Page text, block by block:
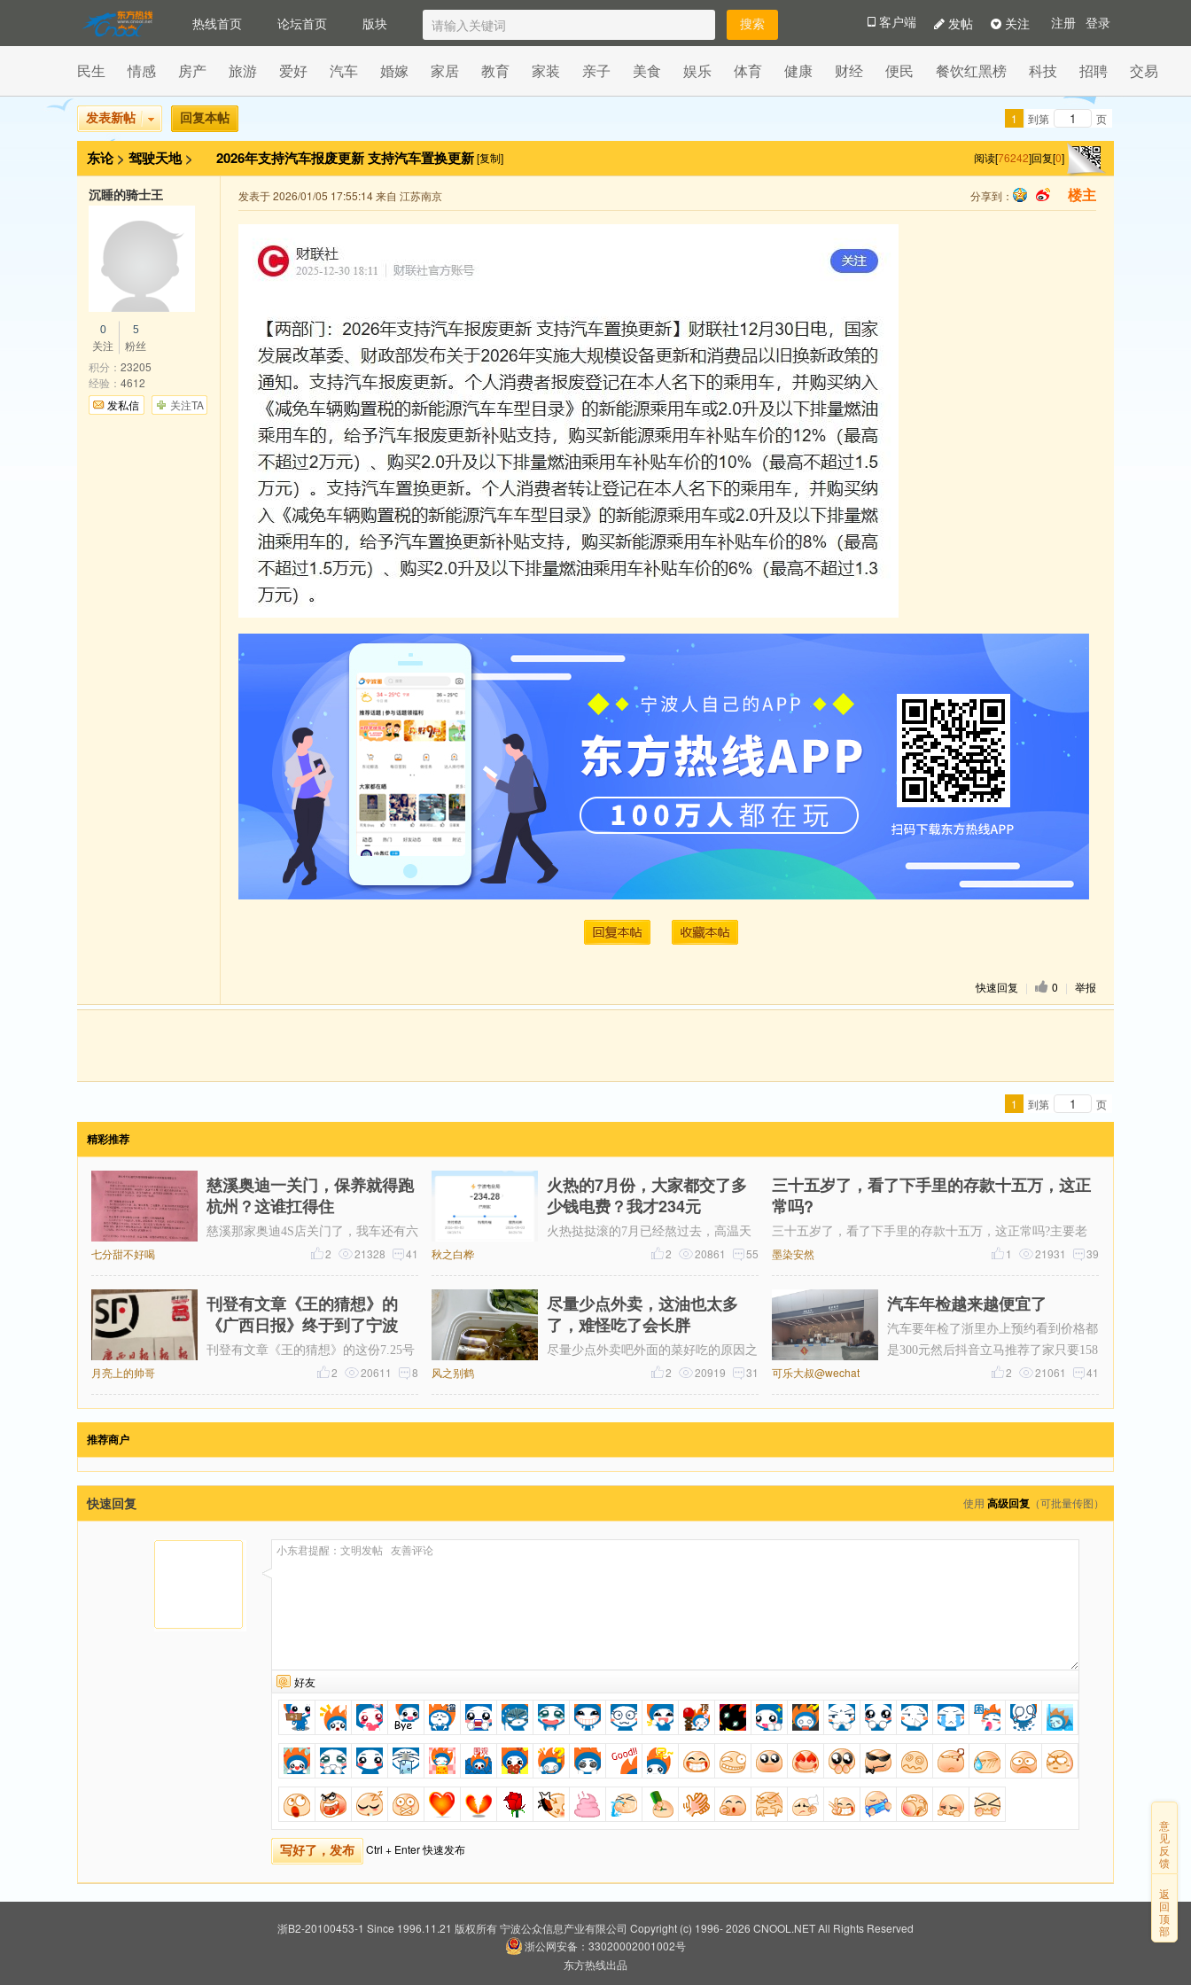
热线首页 论坛首页 版块 注册 登录
关注
发帖
客户端
民生 情感 房产 旅游 爱好 汽车 婚嫁 家居 教育 家装 亲子 美食 娱乐 体育 健康 财经 便民 餐饮红黑榜 科技 招聘 交易
发表新帖 回复本帖 1 到第 页
东论 > 驾驶天地 > 2026年支持汽车报废更新 支持汽车置换更新[复制] 阅读[76242]回复[0]
发表于 2026/01/05 17:55:14 来自 江苏南京 楼主
分享到：
qq
sina
快速回复 | 0 | 举报
沉睡的骑士王
0
关注
5
粉丝
积分： 23205
经验： 4612
发私信
关注TA
1 到第 页
精彩推荐
慈溪奥迪一关门，保养就得跑
杭州？这谁扛得住
慈溪那家奥迪4S店关门了，我车还有六
年保养套餐没用完呢！打电话过去问，
售后说保养正常做，但得去杭州。我
七分甜不好喝 41
21328
2
火热的7月份，大家都交了多
少钱电费？我才234元
火热挞挞滚的7月已经熬过去，高温天
气只能靠空调救命，本以为这个月电费
可能超300，昨天一看帐单才234元。
秋之白桦 55
20861
2
三十五岁了，看了下手里的存款十五万，这正
常吗?
三十五岁了，看了下手里的存款十五万，这正常吗?主要老
看网上有人说这个年纪起码五十万起步，我身边有些朋
墨染安然ゝ 39
21931
1
刊登有文章《王的猜想》的
《广西日报》终于到了宁波
刊登有文章《王的猜想》的这份7.25号
的《广西日报》终于跨越1790公里从广
西的南宁到了浙江的宁波。2026.7.2
月亮上的帅哥 8
20611
2
尽量少点外卖，这油也太多
了，难怪吃了会长胖
尽量少点外卖吧外面的菜好吃的原因之
一油大这油也太多了一点，吃起来都感
到害怕
风之别鹤 31
20919
2
汽车年检越来越便宜了
汽车要年检了浙里办上预约看到价格都
是300元然后抖音立马推荐了家只要158
元付好钱再扣掉优惠券只花了155元
可乐大叔@wechat 41
21061
2
推荐商户
使用 高级回复 （可批量传图）
快速回复
好友
写好了，发布 Ctrl + Enter 快速发布
意
见
反
馈
返
回
顶
部
浙B2-20100453-1 Since 1996.11.21 版权所有宁波公众信息产业有限公司 Copyright (c) 1996-2026 CNOOL.NET All Rights Reserved
浙公网安备：33020002001002号
东方热线出品